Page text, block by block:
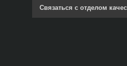
Связаться с отделом